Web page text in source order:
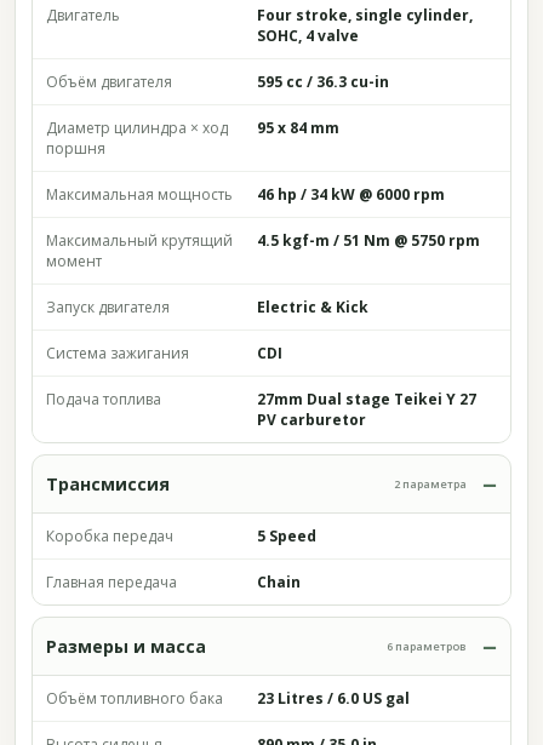
Двигатель
Four stroke, single cylinder,
SOHC, 4 valve
Объём двигателя 595 cc / 36.3 cu-in
Диаметр цилиндра × ход
поршня
95 x 84 mm
Максимальная мощность 46 hp / 34 kW @ 6000 rpm
Максимальный крутящий
момент
4.5 kgf-m / 51 Nm @ 5750 rpm
Запуск двигателя Electric & Kick
Система зажигания CDI
Подача топлива
27mm Dual stage Teikei Y 27
PV carburetor
Трансмиссия 2 параметра
Коробка передач 5 Speed
Главная передача Chain
Размеры и масса 6 параметров
Объём топливного бака 23 Litres / 6.0 US gal